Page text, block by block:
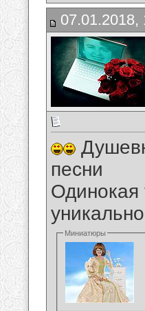
07.01.2018,
песни
Одинокая
Миниатюры